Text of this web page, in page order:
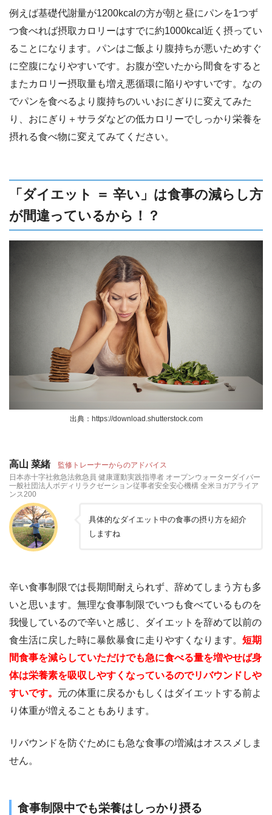
例えば基礎代謝量が1200kcalの方が朝と昼にパンを1つず
つ食べれば摂取カロリーはすでに約1000kcal近く摂ってい
ることになります。パンはご飯より腹持ちが悪いためすぐ
に空腹になりやすいです。お腹が空いたから間食をすると
またカロリー摂取量も増え悪循環に陥りやすいです。なの
でパンを食べるより腹持ちのいいおにぎりに変えてみた
り、おにぎり＋サラダなどの低カロリーでしっかり栄養を
摂れる食べ物に変えてみてください。
「ダイエット ＝ 辛い」は食事の減らし方
が間違っているから！？
出典：https://download.shutterstock.com
高山 菜緒 監修トレーナーからのアドバイス
日本赤十字社救急法救急員 健康運動実践指導者 オープンウォーターダイバー
一般社団法人ボディリラクゼーション従事者安全安心機構 全米ヨガアライア
ンス200
具体的なダイエット中の食事の摂り方を紹介
しますね
辛い食事制限では長期間耐えられず、辞めてしまう方も多
いと思います。無理な食事制限でいつも食べているものを
我慢しているので辛いと感じ、ダイエットを辞めて以前の
食生活に戻した時に暴飲暴食に走りやすくなります。 短期
間食事を減らしていただけでも急に食べる量を増やせば身
体は栄養素を吸収しやすくなっているのでリバウンドしや
すいです。 元の体重に戻るかもしくはダイエットする前よ
り体重が増えることもあります。
リバウンドを防ぐためにも急な食事の増減はオススメしま
せん。
食事制限中でも栄養はしっかり摂る